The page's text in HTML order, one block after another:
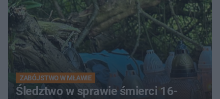
ZABÓJSTWO W MŁAWIE
Śledztwo w sprawie śmierci 16-